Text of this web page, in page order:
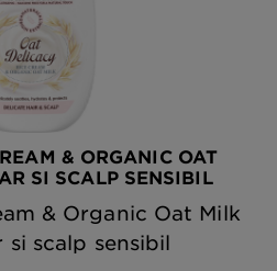
& ORGANIC OAT
SI SCALP SENSIBIL
& Organic Oat Milk
scalp sensibil